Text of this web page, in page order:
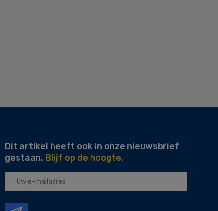
Dit artikel heeft ook in onze nieuwsbrief
gestaan. Blijf op de hoogte.
Uw